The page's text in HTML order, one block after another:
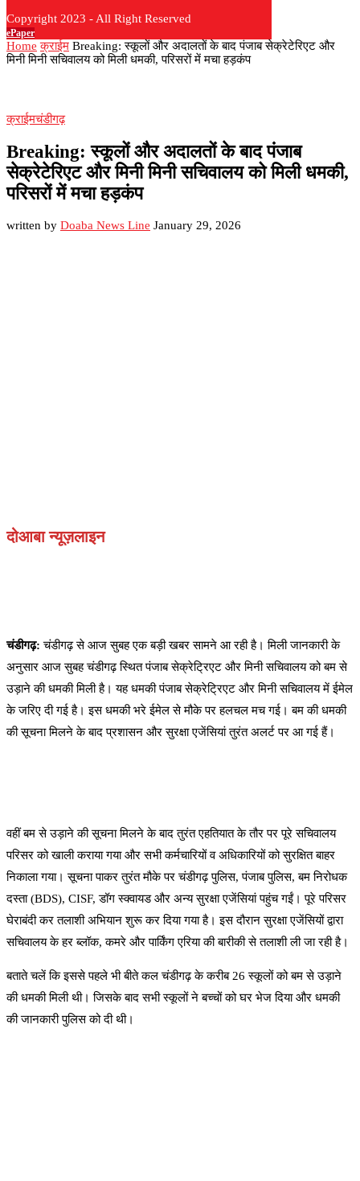
Copyright 2023 - All Right Reserved
ePaper
Home क्राईम Breaking: स्कूलों और अदालतों के बाद पंजाब सेक्रेटेरिएट और
मिनी मिनी सचिवालय को मिली धमकी, परिसरों में मचा हड़कंप
क्राईमचंडीगढ़
Breaking: स्कूलों और अदालतों के बाद पंजाब
सेक्रेटेरिएट और मिनी मिनी सचिवालय को मिली धमकी,
परिसरों में मचा हड़कंप
written by Doaba News Line January 29, 2026
दोआबा न्यूज़लाइन
चंडीगढ़:चंडीगढ़ से आज सुबह एक बड़ी खबर सामने आ रही है। मिली जानकारी के
अनुसार आज सुबह चंडीगढ़ स्थित पंजाब सेक्रेट्रिएट और मिनी सचिवालय को बम से
उड़ाने की धमकी मिली है। यह धमकी पंजाब सेक्रेट्रिएट और मिनी सचिवालय में ईमेल
के जरिए दी गई है। इस धमकी भरे ईमेल से मौके पर हलचल मच गई। बम की धमकी
की सूचना मिलने के बाद प्रशासन और सुरक्षा एजेंसियां तुरंत अलर्ट पर आ गई हैं।
वहीं बम से उड़ाने की सूचना मिलने के बाद तुरंत एहतियात के तौर पर पूरे सचिवालय
परिसर को खाली कराया गया और सभी कर्मचारियों व अधिकारियों को सुरक्षित बाहर
निकाला गया। सूचना पाकर तुरंत मौके पर चंडीगढ़ पुलिस, पंजाब पुलिस, बम निरोधक
दस्ता (BDS), CISF, डॉग स्क्वायड और अन्य सुरक्षा एजेंसियां पहुंच गईं। पूरे परिसर
घेराबंदी कर तलाशी अभियान शुरू कर दिया गया है। इस दौरान सुरक्षा एजेंसियों द्वारा
सचिवालय के हर ब्लॉक, कमरे और पार्किंग एरिया की बारीकी से तलाशी ली जा रही है।
बताते चलें कि इससे पहले भी बीते कल चंडीगढ़ के करीब 26 स्कूलों को बम से उड़ाने
की धमकी मिली थी। जिसके बाद सभी स्कूलों ने बच्चों को घर भेज दिया और धमकी
की जानकारी पुलिस को दी थी।